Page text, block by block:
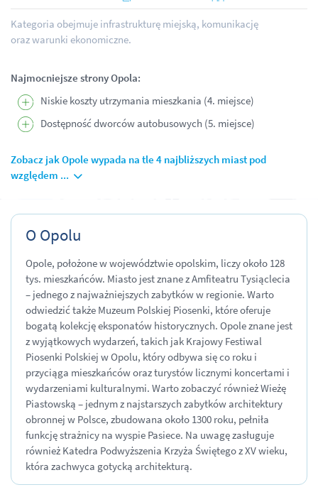
Kategoria obejmuje infrastrukturę miejską, komunikację
oraz warunki ekonomiczne.
Najmocniejsze strony Opola:
Niskie koszty utrzymania mieszkania (4. miejsce)
Dostępność dworców autobusowych (5. miejsce)
Zobacz jak Opole wypada na tle 4 najbliższych miast pod
względem ...
O Opolu
Opole, położone w województwie opolskim, liczy około 128
tys. mieszkańców. Miasto jest znane z Amfiteatru Tysiąclecia
– jednego z najważniejszych zabytków w regionie. Warto
odwiedzić także Muzeum Polskiej Piosenki, które oferuje
bogatą kolekcję eksponatów historycznych. Opole znane jest
z wyjątkowych wydarzeń, takich jak Krajowy Festiwal
Piosenki Polskiej w Opolu, który odbywa się co roku i
przyciąga mieszkańców oraz turystów licznymi koncertami i
wydarzeniami kulturalnymi. Warto zobaczyć również Wieżę
Piastowską – jednym z najstarszych zabytków architektury
obronnej w Polsce, zbudowana około 1300 roku, pełniła
funkcję strażnicy na wyspie Pasiece. Na uwagę zasługuje
również Katedra Podwyższenia Krzyża Świętego z XV wieku,
która zachwyca gotycką architekturą.